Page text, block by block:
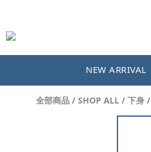
NEW ARRIVAL
全部商品 / SHOP ALL / 下身 /